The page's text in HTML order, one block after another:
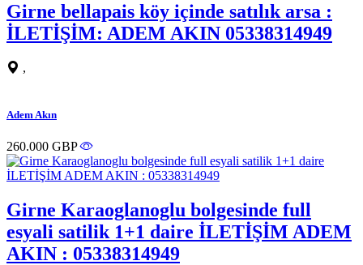
Girne bellapais köy içinde satılık arsa :
İLETİŞİM: ADEM AKIN 05338314949
,
Adem Akın
260.000 GBP
Girne Karaoglanoglu bolgesinde full
esyali satilik 1+1 daire İLETİŞİM ADEM
AKIN : 05338314949